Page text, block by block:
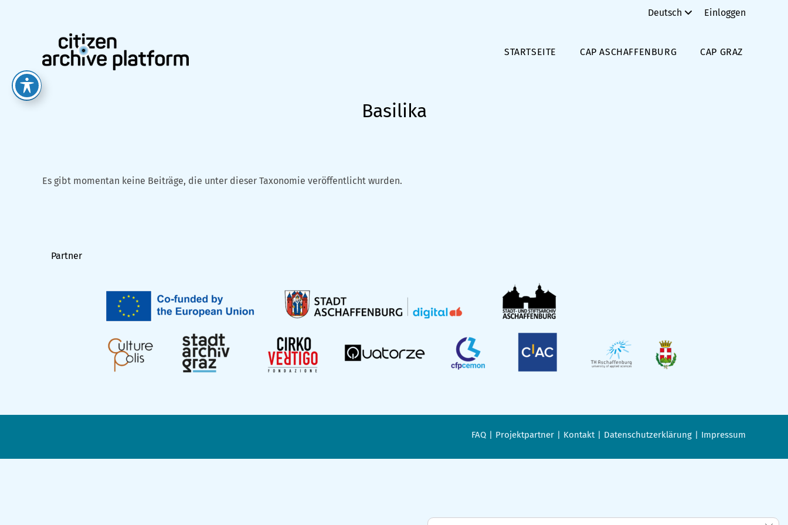
Deutsch Einloggen
STARTSEITE CAP ASCHAFFENBURG CAP GRAZ
Basilika
Es gibt momentan keine Beiträge, die unter dieser Taxonomie veröffentlicht wurden.
Partner
FAQ Projektpartner Kontakt Datenschutzerklärung Impressum